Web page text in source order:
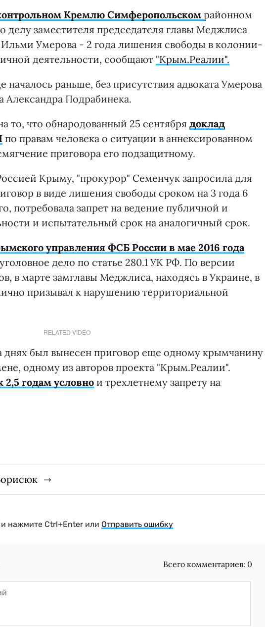
Кремлю Симферопольском районном
делу заместителя председателя главы Меджлиса
Ильми Умерова - 2 года лишения свободы в колонии-
деятельности, сообщают "Крым.Реалии".
началось раньше, без присутствия адвоката Умерова
Подрабинека.
то, что обнародованный 25 сентября доклад
по правам человека о ситуации в аннексированном
приговора его подзащитному.
Крыму, "прокурор" Семенчук запросила для
в виде лишения свободы сроком на 3 года 6
потребовала запрет на ведение публичной и
и испытательный срок на аналогичный срок.
управления ФСБ России в мае 2016 года
дело по статье 280.1 УК РФ. По версии
в марте замглавы Меджлиса, находясь в Украине, в
призывал к нарушению территориальной
RELATED VIDEO
был вынесен приговор еще одному крымчанину
одному из авторов проекта "Крым.Реалии".
годам условно и трехлетнему запрету на
нажмите Ctrl+Enter или Отправить ошибку
Всего комментариев: 0